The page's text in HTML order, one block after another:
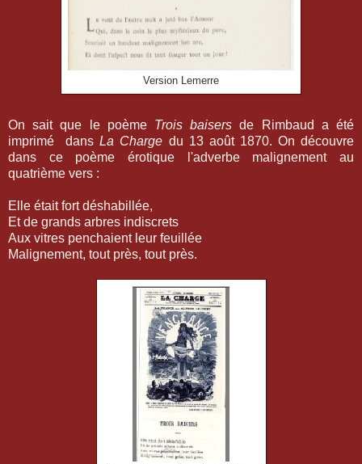
Version Lemerre
On sait que le poème Trois baisers de Rimbaud a été
imprimé dansLa Charge du 13 août 1870. On découvre
dans ce poème érotique l'adverbe malignement au
quatrième vers :
Elle était fort déshabillée,
Et de grands arbres indiscrets
Aux vitres penchaient leur feuillée
Malignement, tout près, tout près.